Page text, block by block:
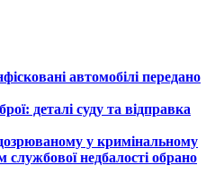
автомобілі передано
деталі суду та відправка
у кримінальному
недбалості обрано